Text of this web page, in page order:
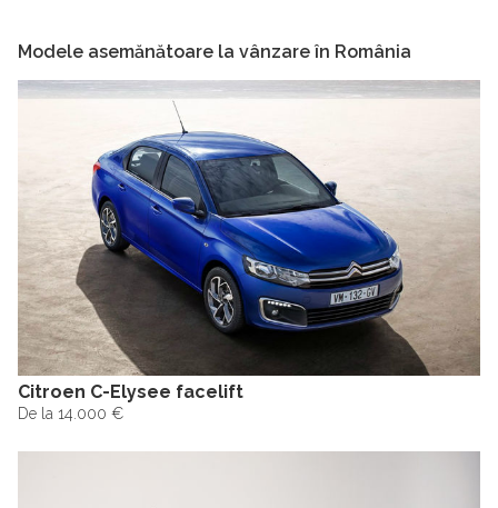
Modele asemănătoare la vânzare în România
Citroen C-Elysee facelift
De la 14.000 €